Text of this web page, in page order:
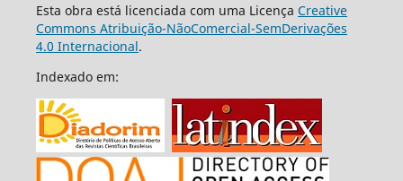
Esta obra está licenciada com uma Licença Creative
Commons Atribuição-NãoComercial-SemDerivações
4.0 Internacional.
Indexado em: